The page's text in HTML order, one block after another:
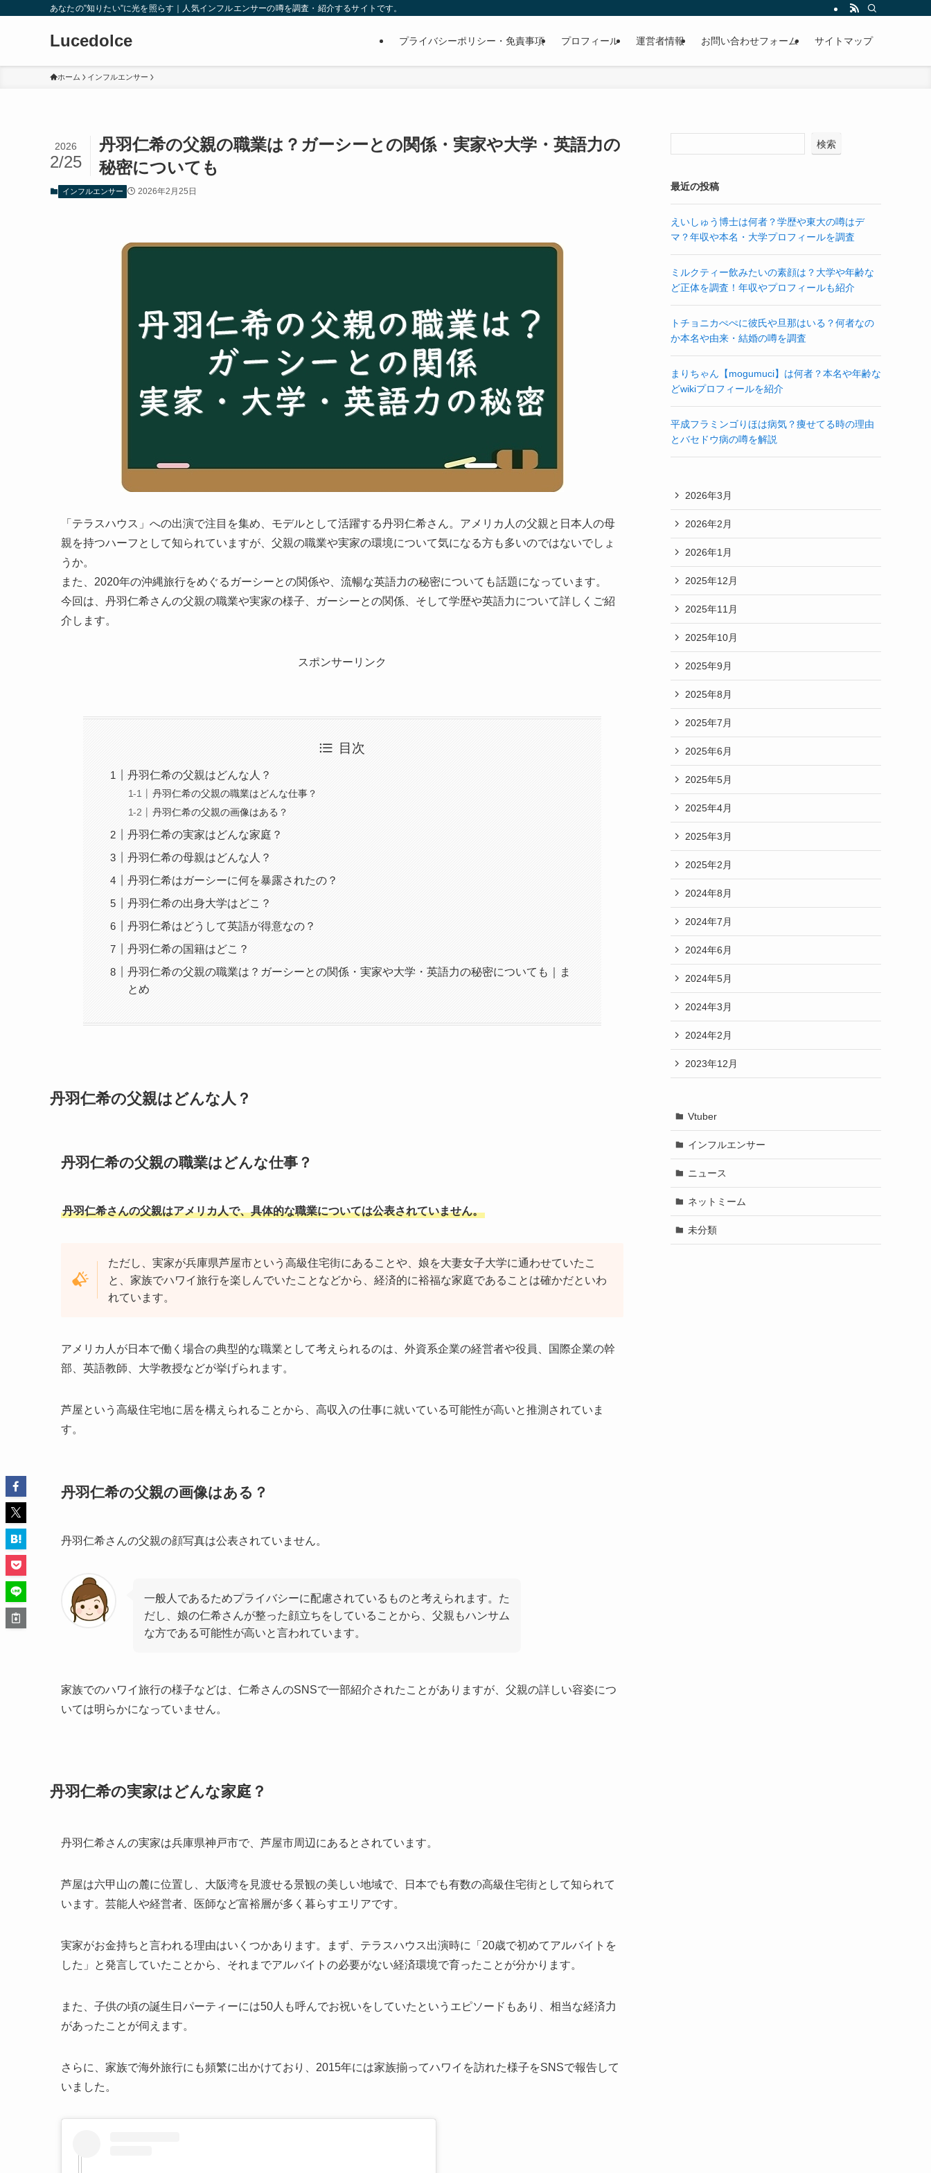
あなたの”知りたい”に光を照らす｜人気インフルエンサーの噂を調査・紹介するサイトです。
Lucedolce プライバシーポリシー・免責事項 プロフィール 運営者情報 お問い合わせフォーム サイトマップ
ホーム インフルエンサー
丹羽仁希の父親の職業は？ガーシーとの関係・実家や大学・英語力の
秘密についても
2026
2/25
インフルエンサー 2026年2月25日
「テラスハウス」への出演で注目を集め、モデルとして活躍する丹羽仁希さん。アメリカ人の父親と日本人の母
親を持つハーフとして知られていますが、父親の職業や実家の環境について気になる方も多いのではないでしょ
うか。
また、2020年の沖縄旅行をめぐるガーシーとの関係や、流暢な英語力の秘密についても話題になっています。
今回は、丹羽仁希さんの父親の職業や実家の様子、ガーシーとの関係、そして学歴や英語力について詳しくご紹
介します。
スポンサーリンク
目次
丹羽仁希の父親はどんな人？
丹羽仁希の父親の職業はどんな仕事？
丹羽仁希の父親の画像はある？
丹羽仁希の実家はどんな家庭？
丹羽仁希の母親はどんな人？
丹羽仁希はガーシーに何を暴露されたの？
丹羽仁希の出身大学はどこ？
丹羽仁希はどうして英語が得意なの？
丹羽仁希の国籍はどこ？
丹羽仁希の父親の職業は？ガーシーとの関係・実家や大学・英語力の秘密についても｜ま
とめ
丹羽仁希の父親はどんな人？
丹羽仁希の父親の職業はどんな仕事？
丹羽仁希さんの父親はアメリカ人で、具体的な職業については公表されていません。
ただし、実家が兵庫県芦屋市という高級住宅街にあることや、娘を大妻女子大学に通わせていたこ
と、家族でハワイ旅行を楽しんでいたことなどから、経済的に裕福な家庭であることは確かだといわ
れています。
アメリカ人が日本で働く場合の典型的な職業として考えられるのは、外資系企業の経営者や役員、国際企業の幹
部、英語教師、大学教授などが挙げられます。
芦屋という高級住宅地に居を構えられることから、高収入の仕事に就いている可能性が高いと推測されていま
す。
丹羽仁希の父親の画像はある？
丹羽仁希さんの父親の顔写真は公表されていません。
一般人であるためプライバシーに配慮されているものと考えられます。た
だし、娘の仁希さんが整った顔立ちをしていることから、父親もハンサム
な方である可能性が高いと言われています。
家族でのハワイ旅行の様子などは、仁希さんのSNSで一部紹介されたことがありますが、父親の詳しい容姿につ
いては明らかになっていません。
丹羽仁希の実家はどんな家庭？
丹羽仁希さんの実家は兵庫県神戸市で、芦屋市周辺にあるとされています。
芦屋は六甲山の麓に位置し、大阪湾を見渡せる景観の美しい地域で、日本でも有数の高級住宅街として知られて
います。芸能人や経営者、医師など富裕層が多く暮らすエリアです。
実家がお金持ちと言われる理由はいくつかあります。まず、テラスハウス出演時に「20歳で初めてアルバイトを
した」と発言していたことから、それまでアルバイトの必要がない経済環境で育ったことが分かります。
また、子供の頃の誕生日パーティーには50人も呼んでお祝いをしていたというエピソードもあり、相当な経済力
があったことが伺えます。
さらに、家族で海外旅行にも頻繁に出かけており、2015年には家族揃ってハワイを訪れた様子をSNSで報告して
いました。
検索
最近の投稿
えいしゅう博士は何者？学歴や東大の噂はデ
マ？年収や本名・大学プロフィールを調査
ミルクティー飲みたいの素顔は？大学や年齢な
ど正体を調査！年収やプロフィールも紹介
トチョニカぺぺに彼氏や旦那はいる？何者なの
か本名や由来・結婚の噂を調査
まりちゃん【mogumuci】は何者？本名や年齢な
どwikiプロフィールを紹介
平成フラミンゴりほは病気？痩せてる時の理由
とバセドウ病の噂を解説
2026年3月
2026年2月
2026年1月
2025年12月
2025年11月
2025年10月
2025年9月
2025年8月
2025年7月
2025年6月
2025年5月
2025年4月
2025年3月
2025年2月
2024年8月
2024年7月
2024年6月
2024年5月
2024年3月
2024年2月
2023年12月
Vtuber
インフルエンサー
ニュース
ネットミーム
未分類